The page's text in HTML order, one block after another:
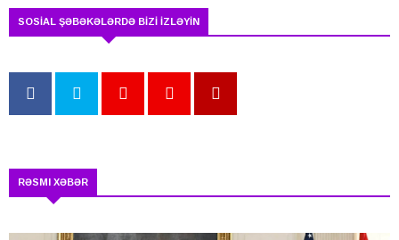
SOSİAL ŞƏBƏKƏLƏRDƏ BİZİ İZLƏYİN
RƏSMI XƏBƏR